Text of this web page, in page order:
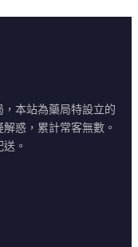
調整與注意事項，
本站為藥局特設立的
惑，累計常客無數。
。